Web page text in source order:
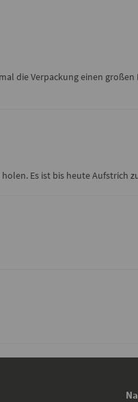
die Verpackung einen
Es ist bis heute Aufstrich